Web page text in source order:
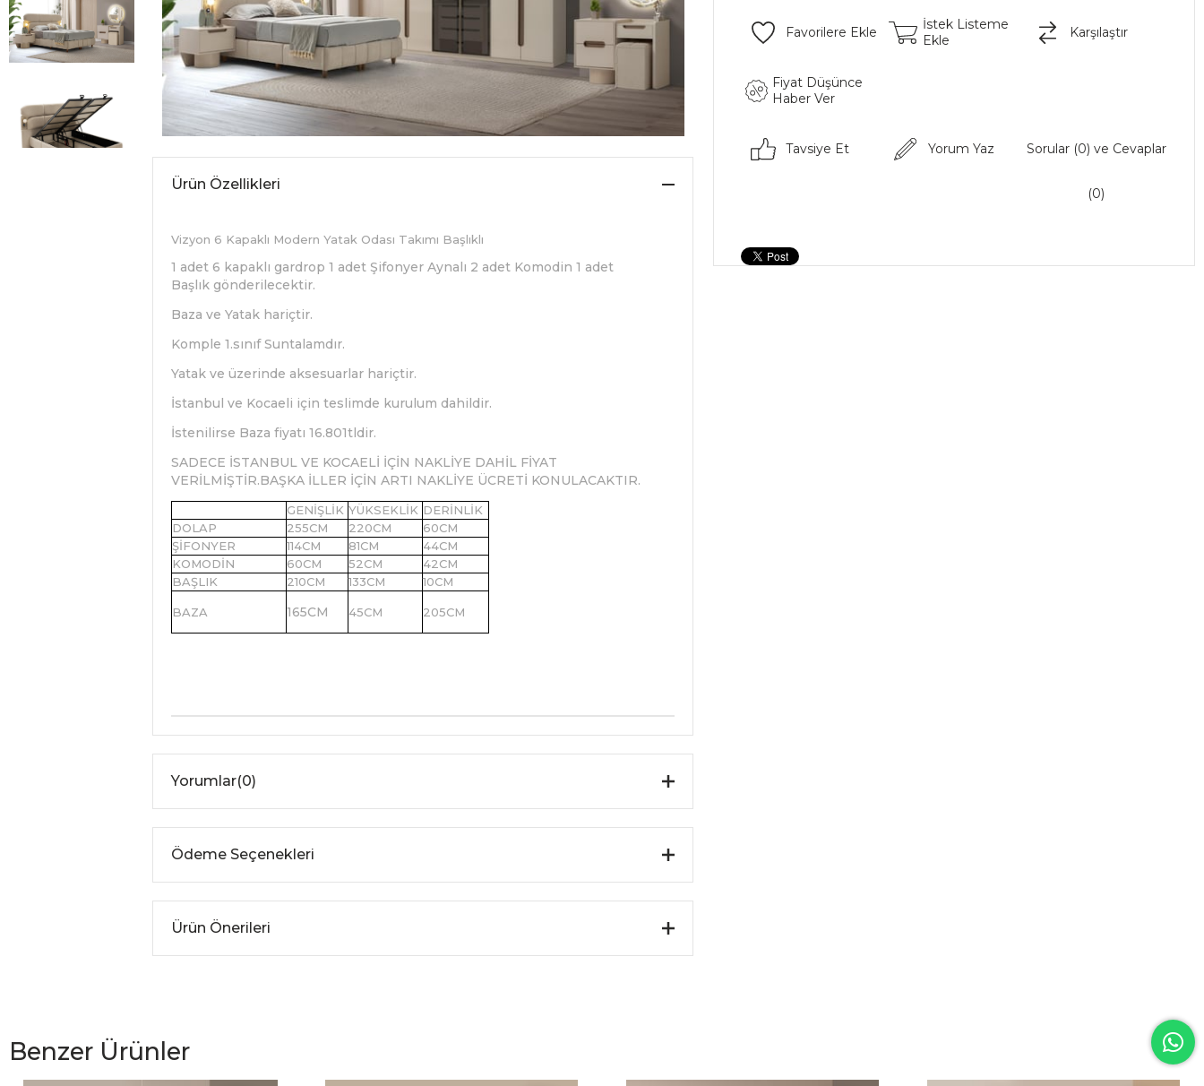
Ürün Özellikleri
Vizyon 6 Kapaklı Modern Yatak Odası Takımı Başlıklı
1 adet 6 kapaklı gardrop 1 adet Şifonyer Aynalı 2 adet Komodin 1 adet
Başlık gönderilecektir.
Baza ve Yatak hariçtir.
Komple 1.sınıf Suntalamdır.
Yatak ve üzerinde aksesuarlar hariçtir.
İstanbul ve Kocaeli için teslimde kurulum dahildir.
İstenilirse Baza fiyatı 16.801tldir.
SADECE İSTANBUL VE KOCAELİ İÇİN NAKLİYE DAHİL FİYAT
VERİLMİŞTİR.BAŞKA İLLER İÇİN ARTI NAKLİYE ÜCRETİ KONULACAKTIR.
GENİŞLİK YÜKSEKLİK DERİNLİK
DOLAP
255CM 220CM
60CM
ŞİFONYER
114CM 81CM
44CM
KOMODİN
60CM 52CM
42CM
BAŞLIK
210CM 133CM 10CM
BAZA 165CM 45CM 205CM
Yorumlar(0)
Ödeme Seçenekleri
Ürün Önerileri
Favorilere Ekle
İstek Listeme
Ekle
Karşılaştır
Fiyat Düşünce
Haber Ver
Tavsiye Et Yorum Yaz Sorular (0) ve Cevaplar
(0)
Benzer Ürünler